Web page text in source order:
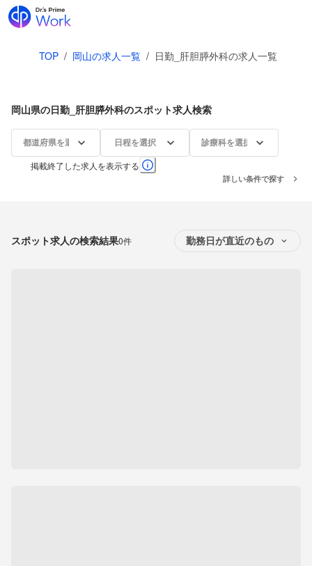
TOP / 岡山の求人一覧 / 日勤_肝胆膵外科の求人一覧
岡山県の日勤_肝胆膵外科のスポット求人検索
都道府県を選択 日程を選択 診療科を選択
掲載終了した求人を表示する
詳しい条件で探す
スポット求人の検索結果0件 勤務日が直近のもの